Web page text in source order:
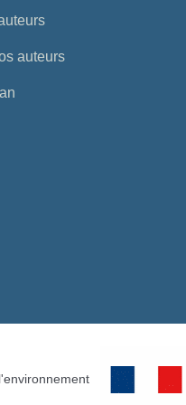
auteurs